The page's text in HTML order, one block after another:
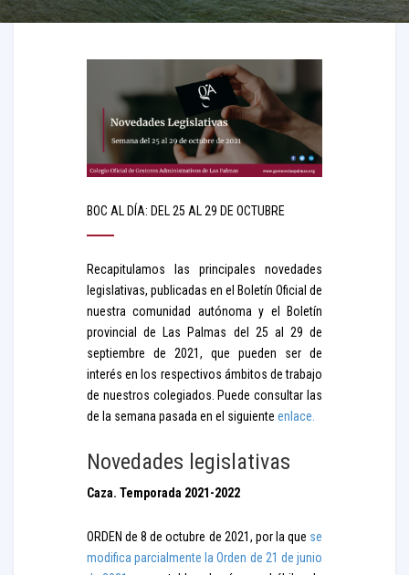
BOC AL DÍA: DEL 25 AL 29 DE OCTUBRE
Recapitulamos las principales novedades
legislativas, publicadas en el Boletín Oficial de
nuestra comunidad autónoma y el Boletín
provincial de Las Palmas del 25 al 29 de
septiembre de 2021, que pueden ser de
interés en los respectivos ámbitos de trabajo
de nuestros colegiados. Puede consultar las
de la semana pasada en el siguiente enlace.
Novedades legislativas
Caza. Temporada 2021-2022
ORDEN de 8 de octubre de 2021, por la que se
modifica parcialmente la Orden de 21 de junio